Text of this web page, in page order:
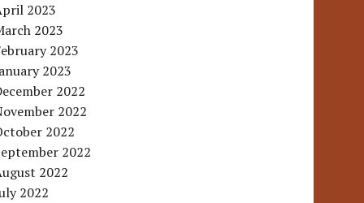
2023
2023
2023
2023
2022
2022
2022
2022
2022
2022